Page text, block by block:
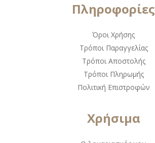
Πληροφορίες
Όροι Χρήσης
Τρόποι Παραγγελίας
Τρόποι Αποστολής
Τρόποι Πληρωμής
Πολιτική Επιστροφών
Χρήσιμα